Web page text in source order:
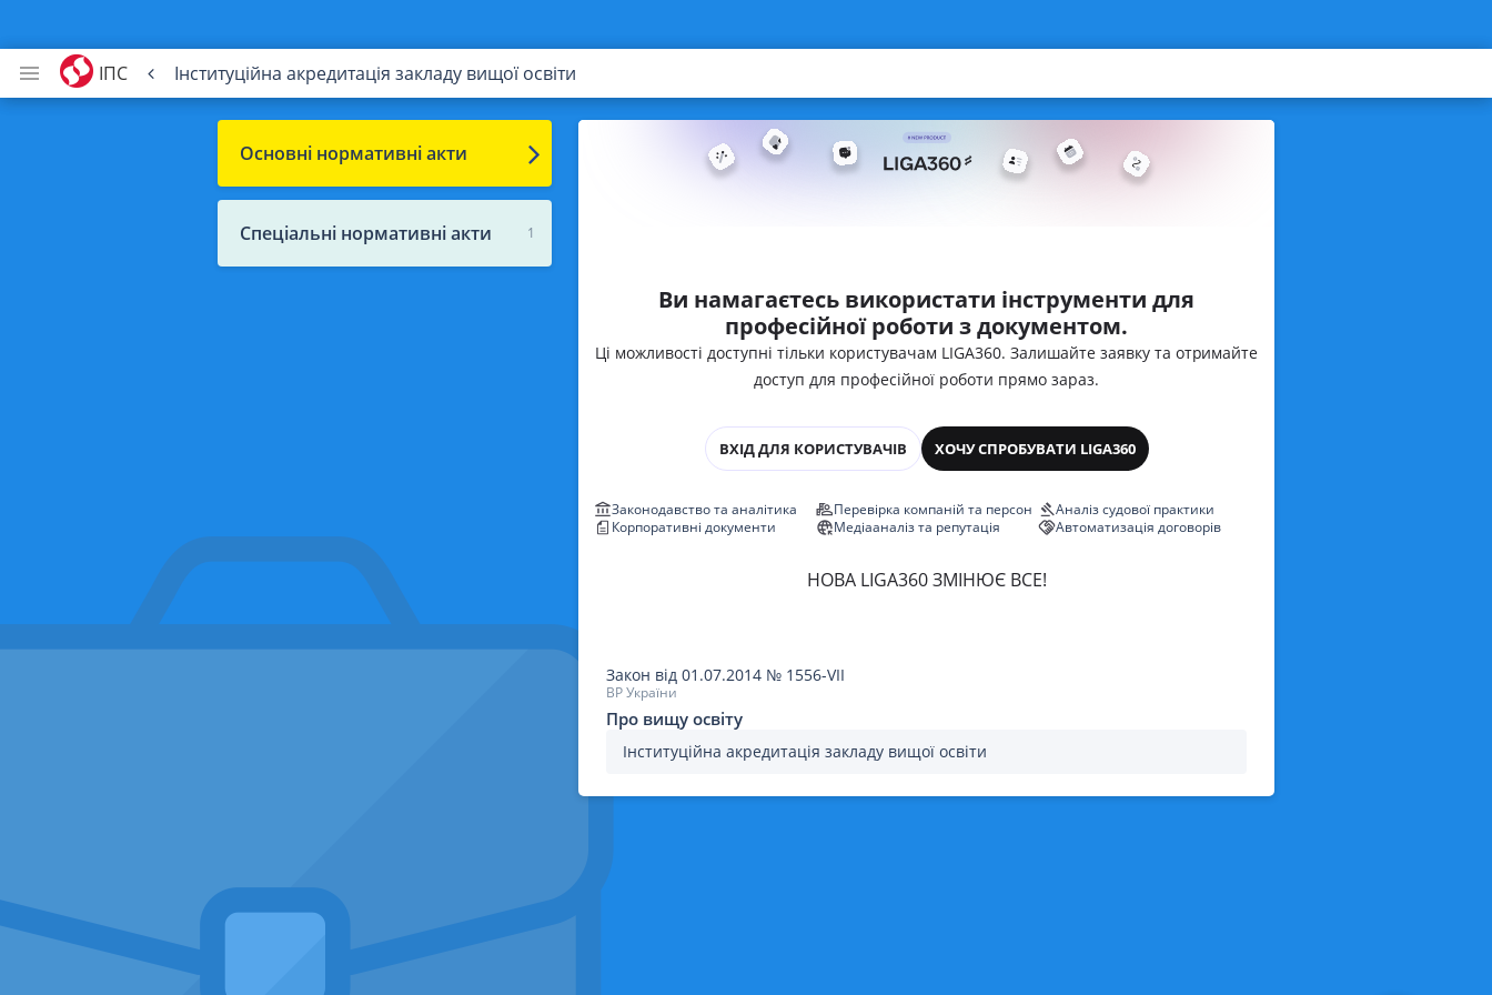
ІПС Інституційна акредитація закладу вищої освіти
Основні нормативні акти
1
Спеціальні нормативні акти
Ви намагаєтесь використати інструменти для
професійної роботи з документом.
Ці можливості доступні тільки користувачам LIGA360. Залишайте заявку та отримайте
доступ для професійної роботи прямо зараз.
ВХІД ДЛЯ КОРИСТУВАЧІВ ХОЧУ СПРОБУВАТИ LIGA360
Законодавство та аналітика
Корпоративні документи
Перевірка компаній та персон
Медіааналіз та репутація
Аналіз судової практики
Автоматизація договорів
НОВА LIGA360 ЗМІНЮЄ ВСЕ!
Закон від 01.07.2014 № 1556-VII
ВР України
Про вищу освіту
Інституційна акредитація закладу вищої освіти